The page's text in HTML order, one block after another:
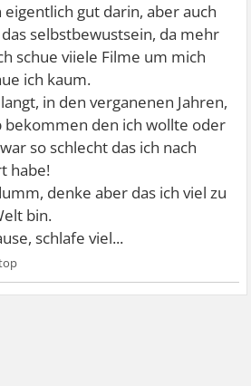
gut darin, aber auch
selbstbewustsein, da mehr
schue viiele Filme um mich
ich kaum.
in den verganenen Jahren,
bekommen den ich wollte oder
so schlecht das ich nach
habe!
denke aber das ich viel zu
bin.
schlafe viel...